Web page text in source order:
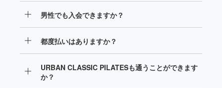
体験の際に必要な運動できるウェアと運転免許証など
のご本人確認書類をお持ちください。
男性でも入会できますか？
はい。男性もご入会いただけます。
都度払いはありますか？
はい。1レッスンあたり税込6,380円でご利用いただけ
ます。
URBAN CLASSIC PILATESも通うことができます
か？